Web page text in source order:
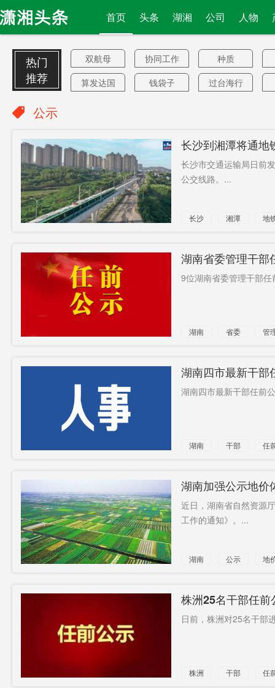
首页 头条 湖湘 公司 人物
热门
推荐
双航母 协同工作
种质
算发达国
钱袋子
过台海行
竞争
热烈掌声 前三
媒体报道
联办 徐翔妻子
训练
损失
600名
总设计师 潮玩
出院病例
779例
主要经济
孙含欣
柑橘产业
显疗效
士
石门县
石澧
不二
战区
公示
长沙到湘潭将通地
长沙市交通运输局日前
公交线路。...
长沙 湘潭 地
湖南省委管理干部
9位湖南省委管理干部
湖南 省委 管
湖南四市最新干部
湖南四市最新干部任前
湖南 干部 任
湖南加强公示地价
近日，湖南省自然资源
工作的通知》。...
湖南 公示 地
株洲25名干部任前
日前，株洲对25名干部
株洲 干部 任